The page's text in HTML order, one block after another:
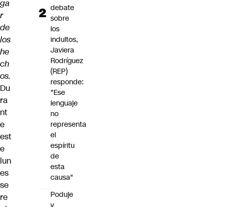
ga
r
de
los
he
ch
os.
Du
ra
nt
e
est
e
lun
es
se
re
debate
sobre
los
indultos,
Javiera
Rodríguez
(REP)
responde:
"Ese
lenguaje
no
representa
el
espíritu
de
esta
causa"
Poduje
y